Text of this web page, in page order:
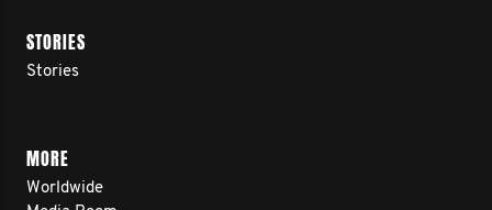
STORIES
Stories
MORE
Worldwide